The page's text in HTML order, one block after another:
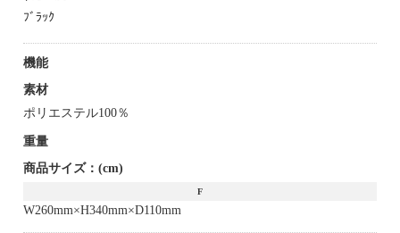
ﾌﾞﾗｯｸ
機能
素材
ポリエステル100％
重量
商品サイズ：(cm)
F
W260mm×H340mm×D110mm